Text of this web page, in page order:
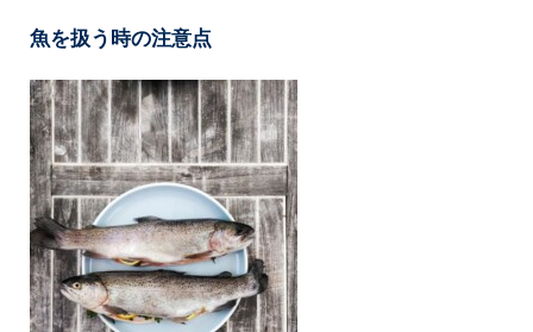
魚を扱う時の注意点